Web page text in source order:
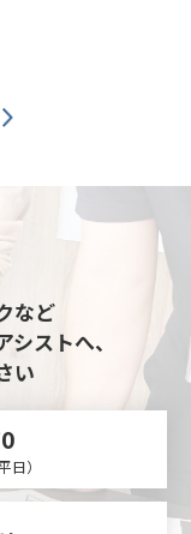
など
ストへ、
い
日）